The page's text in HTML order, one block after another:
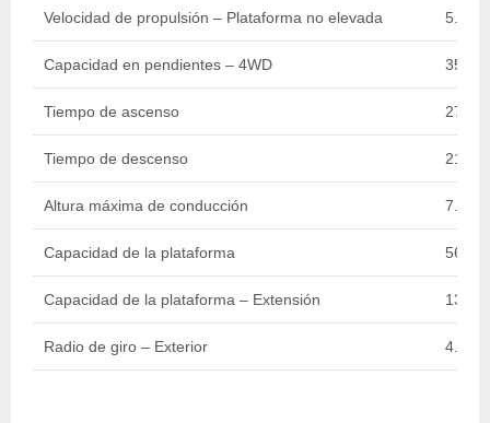
Velocidad de propulsión – Plataforma no elevada 5.60
Capacidad en pendientes – 4WD 35 %
Tiempo de ascenso 27
Tiempo de descenso 21
Altura máxima de conducción 7.92
Capacidad de la plataforma 567
Capacidad de la plataforma – Extensión 136
Radio de giro – Exterior 4.39